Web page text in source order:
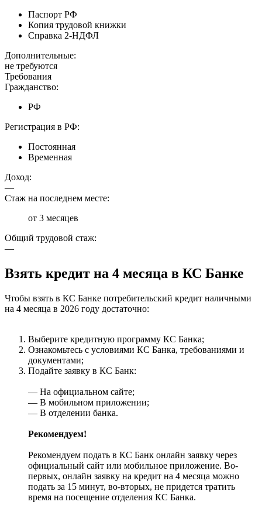
Паспорт РФ
Копия трудовой книжки
Справка 2-НДФЛ
Дополнительные:
не требуются
Требования
Гражданство:
РФ
Регистрация в РФ:
Постоянная
Временная
Доход:
—
Стаж на последнем месте:
от 3 месяцев
Общий трудовой стаж:
—
Взять кредит на 4 месяца в КС Банке
Чтобы взять в КС Банке потребительский кредит наличными
на 4 месяца в 2026 году достаточно:
Выберите кредитную программу КС Банка;
Ознакомьтесь с условиями КС Банка, требованиями и
документами;
Подайте заявку в КС Банк:
— На официальном сайте;
— В мобильном приложении;
— В отделении банка.
Рекомендуем!
Рекомендуем подать в КС Банк онлайн заявку через
официальный сайт или мобильное приложение. Во-
первых, онлайн заявку на кредит на 4 месяца можно
подать за 15 минут, во-вторых, не придется тратить
время на посещение отделения КС Банка.